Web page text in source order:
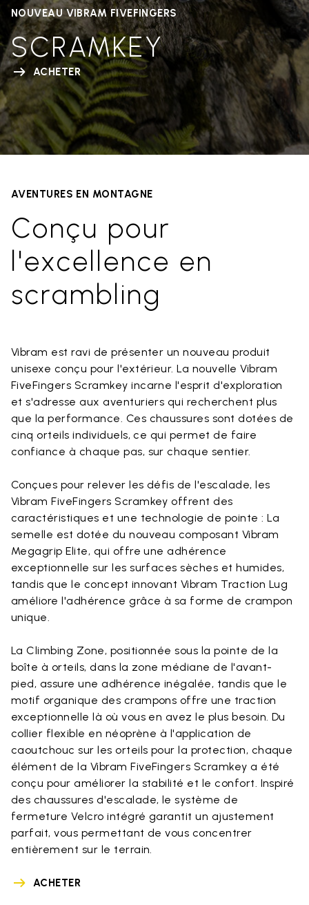
NOUVEAU VIBRAM FIVEFINGERS
SCRAMKEY
ACHETER
AVENTURES EN MONTAGNE
Conçu pour
l'excellence en
scrambling
Vibram est ravi de présenter un nouveau produit
unisexe conçu pour l'extérieur. La nouvelle Vibram
FiveFingers Scramkey incarne l'esprit d'exploration
et s'adresse aux aventuriers qui recherchent plus
que la performance. Ces chaussures sont dotées de
cinq orteils individuels, ce qui permet de faire
confiance à chaque pas, sur chaque sentier.
Conçues pour relever les défis de l'escalade, les
Vibram FiveFingers Scramkey offrent des
caractéristiques et une technologie de pointe : La
semelle est dotée du nouveau composant Vibram
Megagrip Elite, qui offre une adhérence
exceptionnelle sur les surfaces sèches et humides,
tandis que le concept innovant Vibram Traction Lug
améliore l'adhérence grâce à sa forme de crampon
unique.
La Climbing Zone, positionnée sous la pointe de la
boîte à orteils, dans la zone médiane de l'avant-
pied, assure une adhérence inégalée, tandis que le
motif organique des crampons offre une traction
exceptionnelle là où vous en avez le plus besoin. Du
collier flexible en néoprène à l'application de
caoutchouc sur les orteils pour la protection, chaque
élément de la Vibram FiveFingers Scramkey a été
conçu pour améliorer la stabilité et le confort. Inspiré
des chaussures d'escalade, le système de
fermeture Velcro intégré garantit un ajustement
parfait, vous permettant de vous concentrer
entièrement sur le terrain.
ACHETER